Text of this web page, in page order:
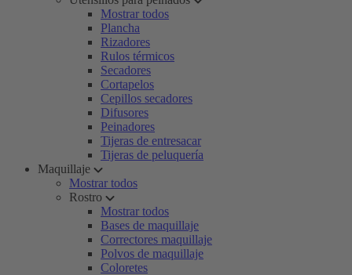
Mostrar todos
Plancha
Rizadores
Rulos térmicos
Secadores
Cortapelos
Cepillos secadores
Difusores
Peinadores
Tijeras de entresacar
Tijeras de peluquería
Maquillaje
Mostrar todos
Rostro
Mostrar todos
Bases de maquillaje
Correctores maquillaje
Polvos de maquillaje
Coloretes